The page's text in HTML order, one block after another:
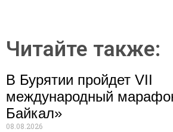
Читайте также:
В Бурятии пройдет VII
международный
Байкал»
08.08.2026